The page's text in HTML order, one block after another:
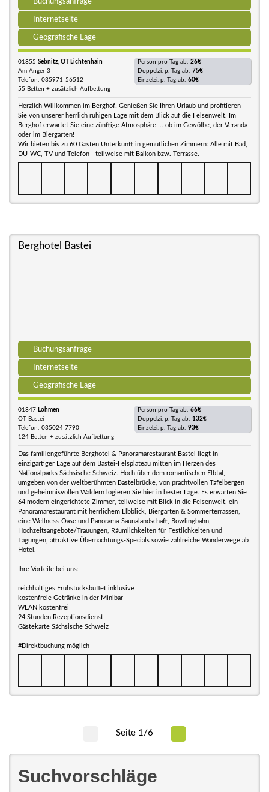
Internetseite
Geografische Lage
01855 Sebnitz, OT Lichtenhain
Am Anger 3
Telefon: 035971-56512
55 Betten + zusätzlich Aufbettung
Person pro Tag ab: 26€
Doppelzi. p. Tag ab: 75€
Einzelzi. p. Tag ab: 60€
Herzlich Willkommen im Berghof! Genießen Sie Ihren Urlaub und profitieren
Sie von unserer herrlich ruhigen Lage mit dem Blick auf die Felsenwelt. Im
Berghof erwartet Sie eine zünftige Atmosphäre ... ob im Gewölbe, der Veranda
oder im Biergarten!
Wir bieten bis zu 60 Gästen Unterkunft in gemütlichen Zimmern: Alle mit Bad,
DU-WC, TV und Telefon - teilweise mit Balkon bzw. Terrasse.
Berghotel Bastei
Buchungsanfrage
Internetseite
Geografische Lage
01847 Lohmen
OT Bastei
Telefon: 035024 7790
124 Betten + zusätzlich Aufbettung
Person pro Tag ab: 66€
Doppelzi. p. Tag ab: 132€
Einzelzi. p. Tag ab: 93€
Das familiengeführte Berghotel & Panoramarestaurant Bastei liegt in
einzigartiger Lage auf dem Bastei-Felsplateau mitten im Herzen des
Nationalparks Sächsische Schweiz. Hoch über dem romantischen Elbtal,
umgeben von der weltberühmten Basteibrücke, von prachtvollen Tafelbergen
und geheimnisvollen Wäldern logieren Sie hier in bester Lage. Es erwarten Sie
64 modern eingerichtete Zimmer, teilweise mit Blick in die Felsenwelt, ein
Panoramarestaurant mit herrlichem Elbblick, Biergärten & Sommerterrassen,
eine Wellness-Oase und Panorama-Saunalandschaft, Bowlingbahn,
Hochzeitsangebote/Trauungen, Räumlichkeiten für Festlichkeiten und
Tagungen, attraktive Übernachtungs-Specials sowie zahlreiche Wanderwege ab
Hotel.
Ihre Vorteile bei uns:
reichhaltiges Frühstücksbuffet inklusive
kostenfreie Getränke in der Minibar
WLAN kostenfrei
24 Stunden Rezeptionsdienst
Gästekarte Sächsische Schweiz
#Direktbuchung möglich
Seite 1/6
Suchvorschläge